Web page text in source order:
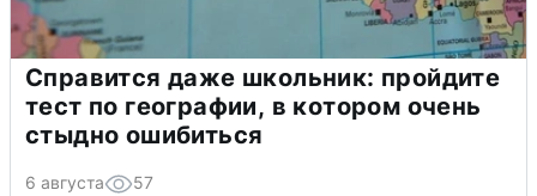
Справится даже школьник: пройдите
тест по географии, в котором очень
стыдно ошибиться
6 августа 57